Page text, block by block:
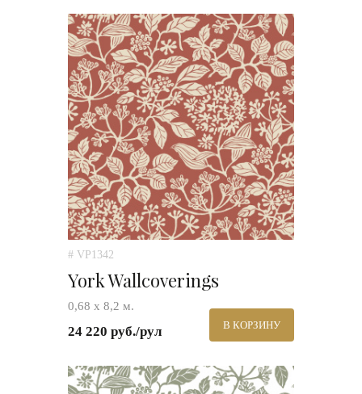
# VP1342
York Wallcoverings
0,68 х 8,2 м.
24 220 руб./рул В КОРЗИНУ